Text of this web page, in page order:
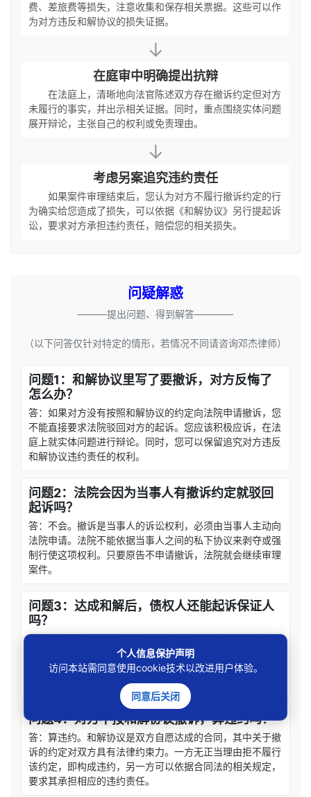
费、差旅费等损失，注意收集和保存相关票据。这些可以作
为对方违反和解协议的损失证据。
↓
在庭审中明确提出抗辩
在法庭上，清晰地向法官陈述双方存在撤诉约定但对方
未履行的事实，并出示相关证据。同时，重点围绕实体问题
展开辩论，主张自己的权利或免责理由。
↓
考虑另案追究违约责任
如果案件审理结束后，您认为对方不履行撤诉约定的行
为确实给您造成了损失，可以依据《和解协议》另行提起诉
讼，要求对方承担违约责任，赔偿您的相关损失。
问疑解惑
———提出问题、得到解答————
（以下问答仅针对特定的情形，若情况不同请咨询邓杰律师）
问题1：和解协议里写了要撤诉，对方反悔了
怎么办？
答：如果对方没有按照和解协议的约定向法院申请撤诉，您
不能直接要求法院驳回对方的起诉。您应该积极应诉，在法
庭上就实体问题进行辩论。同时，您可以保留追究对方违反
和解协议违约责任的权利。
问题2：法院会因为当事人有撤诉约定就驳回
起诉吗？
答：不会。撤诉是当事人的诉讼权利，必须由当事人主动向
法院申请。法院不能依据当事人之间的私下协议来剥夺或强
制行使这项权利。只要原告不申请撤诉，法院就会继续审理
案件。
问题3：达成和解后，债权人还能起诉保证人
吗？
答：可以。除非和解协议中明确约定债权人放弃了对保证人
的权利，否则债权人仅与债务人达成和解，并不影响其向保
证人主张权利。特别是当和解协议未完全清偿债务时，债权
人有权就未受偿部分向保证人追偿。
问题4：对方不按和解协议撤诉，算违约吗？
答：算违约。和解协议是双方自愿达成的合同，其中关于撤
诉的约定对双方具有法律约束力。一方无正当理由拒不履行
该约定，即构成违约，另一方可以依据合同法的相关规定，
要求其承担相应的违约责任。
个人信息保护声明
访问本站需同意使用cookie技术以改进用户体验。
同意后关闭